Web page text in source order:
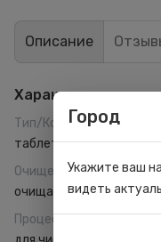
Описание
Характеристики
Тип/Консистенция
таблетки
Очищение:
очищающий эффект
Процесс:
Город
Укажите ваш
видеть